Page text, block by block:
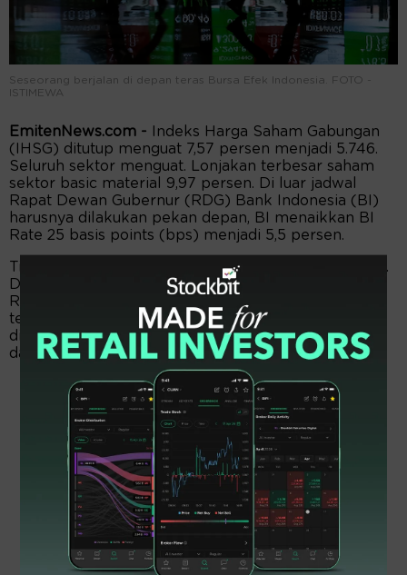
Seseorang berjalan di depan teras Bursa Efek Indonesia. FOTO -
ISTIMEWA
EmitenNews.com -
Indeks Harga Saham Gabungan
(IHSG) ditutup menguat 7,57 persen menjadi 5.746.
Seluruh sektor menguat. Lonjakan terbesar saham
sektor basic material 9,97 persen. Di luar jadwal
Rapat Dewan Gubernur (RDG) Bank Indonesia (BI)
harusnya dilakukan pekan depan, BI menaikkan BI
Rate 25 basis points (bps) menjadi 5,5 persen.
Tindakan itu, cukup mendapat apresiasi positif pasar.
Di mana, Rupiah menguat 0,65 persen menjadi
Rp18.065 per dolar Amerika Serikat (USD). Secara
teknikal, setelah sehari sebelumnya sempat ditutup
di bawah MA200 monthly, IHSG berbalik menguat,
dan ditutup di atas level tersebut.